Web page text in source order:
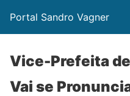
Portal Sandro Vagner
Vice-Prefeita
Vai se